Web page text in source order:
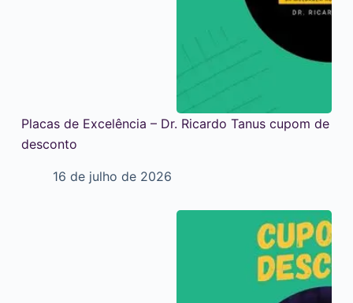
Placas de Excelência – Dr. Ricardo Tanus cupom de
desconto
16 de julho de 2026